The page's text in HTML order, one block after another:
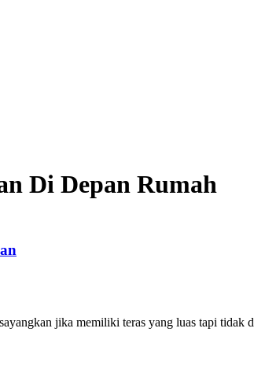
Di Depan Rumah
jika memiliki teras yang luas tapi tidak